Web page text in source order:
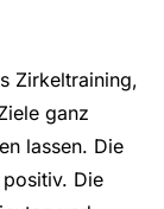
Zirkeltraining,
ganz
lassen. Die
Die